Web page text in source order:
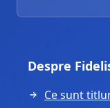
Despre
Ce sunt